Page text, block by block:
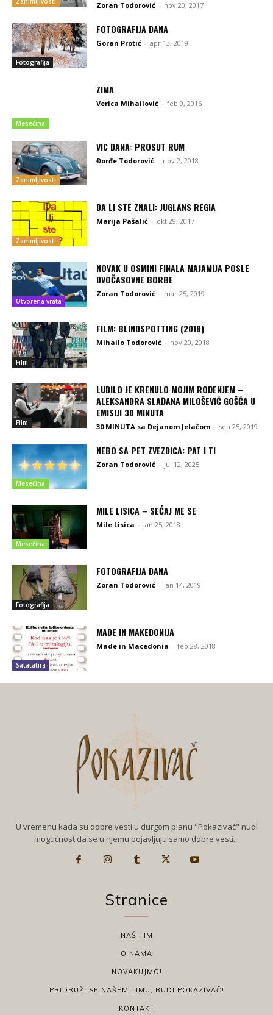
Zoran Todorović - nov 20, 2017
Fotografija
FOTOGRAFIJA DANA
Goran Protić - apr 13, 2019
Mesečina
ZIMA
Verica Mihailović - feb 9, 2016
Zanimljivosti
VIC DANA: PROSUT RUM
Đorđe Todorović - nov 2, 2018
Zanimljivosti
DA LI STE ZNALI: JUGLANS REGIA
Marija Pašalić - okt 29, 2017
Otvorena vrata
NOVAK U OSMINI FINALA MAJAMIJA POSLE
DVOČASOVNE BORBE
Zoran Todorović - mar 25, 2019
Film
FILM: BLINDSPOTTING (2018)
Mihailo Todorović - nov 20, 2018
Film
LUDILO JE KRENULO MOJIM ROĐENJEM –
ALEKSANDRA SLAĐANA MILOŠEVIĆ GOŠĆA U
EMISIJI 30 MINUTA
30 MINUTA sa Dejanom Jelačom - sep 25, 2019
Mesečina
NEBO SA PET ZVEZDICA: PAT I TI
Zoran Todorović - jul 12, 2025
Mesečina
MILE LISICA – SEĆAJ ME SE
Mile Lisica - jan 25, 2018
Fotografija
FOTOGRAFIJA DANA
Zoran Todorović - jan 14, 2019
Satatatira
MADE IN MAKEDONIJA
Made in Macedonia - feb 28, 2018
U vremenu kada su dobre vesti u durgom planu "Pokazivač" nudi
mogućnost da se u njemu pojavljuju samo dobre vesti...
Stranice
NAŠ TIM
O NAMA
NOVAKUJMO!
PRIDRUŽI SE NAŠEM TIMU, BUDI POKAZIVAČ!
KONTAKT